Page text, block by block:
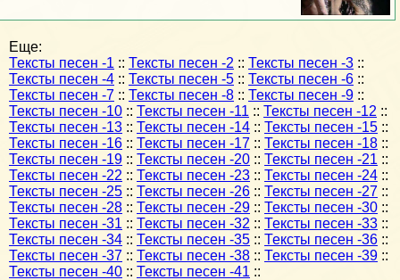
Еще:
Тексты песен -1 :: Тексты песен -2 :: Тексты песен -3 ::
Тексты песен -4 :: Тексты песен -5 :: Тексты песен -6 ::
Тексты песен -7 :: Тексты песен -8 :: Тексты песен -9 ::
Тексты песен -10 :: Тексты песен -11 :: Тексты песен -12 ::
Тексты песен -13 :: Тексты песен -14 :: Тексты песен -15 ::
Тексты песен -16 :: Тексты песен -17 :: Тексты песен -18 ::
Тексты песен -19 :: Тексты песен -20 :: Тексты песен -21 ::
Тексты песен -22 :: Тексты песен -23 :: Тексты песен -24 ::
Тексты песен -25 :: Тексты песен -26 :: Тексты песен -27 ::
Тексты песен -28 :: Тексты песен -29 :: Тексты песен -30 ::
Тексты песен -31 :: Тексты песен -32 :: Тексты песен -33 ::
Тексты песен -34 :: Тексты песен -35 :: Тексты песен -36 ::
Тексты песен -37 :: Тексты песен -38 :: Тексты песен -39 ::
Тексты песен -40 :: Тексты песен -41 ::